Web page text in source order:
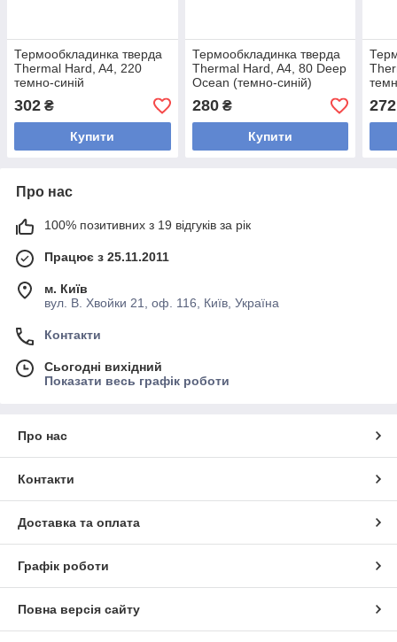
Термообкладинка тверда
Thermal Hard, A4, 220
темно-синій
302 ₴
Купити
Термообкладинка тверда
Thermal Hard, A4, 80 Deep
Ocean (темно-синій)
280₴
Купити
272
Про нас
100% позитивних з 19 відгуків за рік
Працює з 25.11.2011
м. Київ
вул. В. Хвойки 21, оф. 116, Київ, Україна
Контакти
Сьогодні вихідний
Показати весь графік роботи
Про нас
Контакти
Доставка та оплата
Графік роботи
Повна версія сайту